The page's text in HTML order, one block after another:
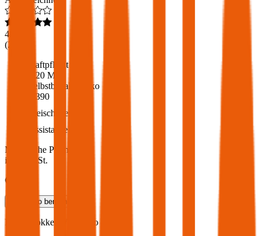
4,6
(216
Haftpflicht
€ 20 Mio.
Selbstbehalt Kasko
€ 390
Freischaden
Assistance
Monatliche Prämie
inkl. mVSt.
€ 59,96
Teilkasko berechnen
Dacia
Dokker, Vollkasko